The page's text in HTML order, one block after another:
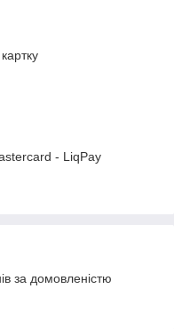
- LiqPay
за домовленістю